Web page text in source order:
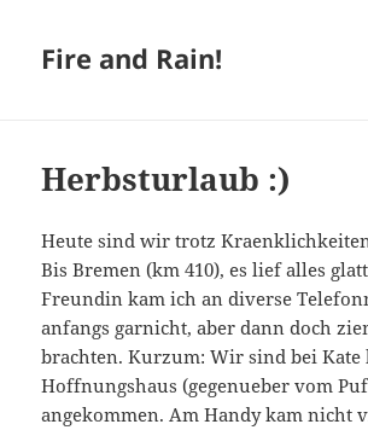
Fire and Rain!
Herbsturlaub :)
Heute sind wir trotz
Bis Bremen (km 410), es lief alles
Freundin kam ich an diverse
anfangs garnicht, aber dann doch
brachten. Kurzum: Wir sind bei Kate
Hoffnungshaus (gegenueber vom
angekommen. Am Handy kam nicht